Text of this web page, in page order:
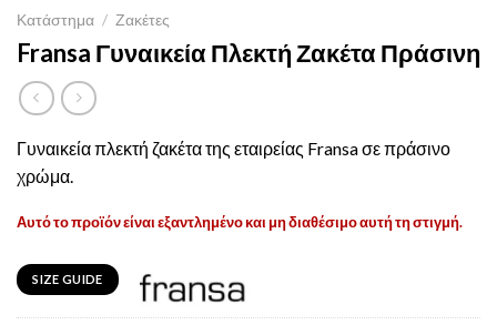
Κατάστημα / Ζακέτες
Fransa Γυναικεία Πλεκτή Ζακέτα Πράσινη
Γυναικεία πλεκτή ζακέτα της εταιρείας Fransa σε πράσινο
χρώμα.
Αυτό το προϊόν είναι εξαντλημένο και μη διαθέσιμο αυτή τη στιγμή.
SIZE GUIDE